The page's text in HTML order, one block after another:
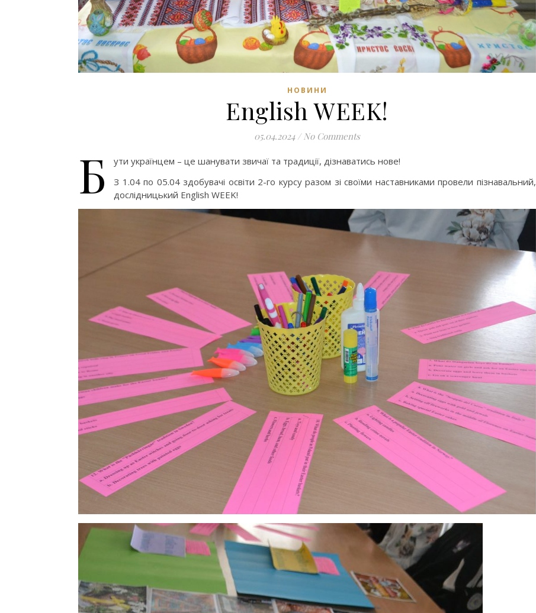
НОВИНИ
English WEEK!
05.04.2024 / No Comments
Б
ути українцем – це шанувати звичаї та традиції, дізнаватись нове!
З 1.04 по 05.04 здобувачі освіти 2-го курсу разом зі своїми наставниками провели пізнавальний,
дослідницький English WEEK!